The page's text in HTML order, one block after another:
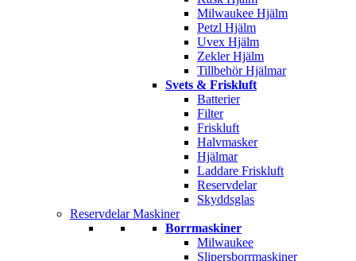
Milwaukee Hjälm
Petzl Hjälm
Uvex Hjälm
Zekler Hjälm
Tillbehör Hjälmar
Svets & Friskluft
Batterier
Filter
Friskluft
Halvmasker
Hjälmar
Laddare Friskluft
Reservdelar
Skyddsglas
Reservdelar Maskiner
Borrmaskiner
Milwaukee
Slipersborrmaskiner